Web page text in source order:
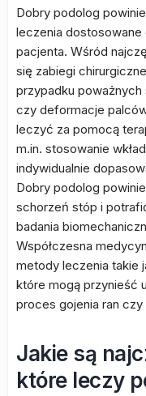
Dobry podolog
leczenia
pacjenta. Wśród
się zabiegi
przypadku
czy deformacje
leczyć za pomocą
m.in. stosowanie
indywidualnie
Dobry podolog
schorzeń stóp i
badania
Współczesna
metody leczenia takie
które mogą przynieść
proces gojenia ran
Jakie są
które leczy